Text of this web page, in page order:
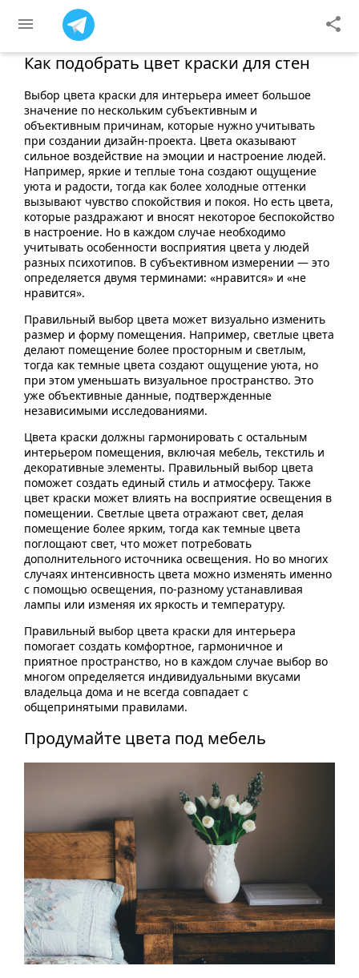
Как подобрать цвет краски для стен
Выбор цвета краски для интерьера имеет большое
значение по нескольким субъективным и
объективным причинам, которые нужно учитывать
при создании дизайн-проекта. Цвета оказывают
сильное воздействие на эмоции и настроение людей.
Например, яркие и теплые тона создают ощущение
уюта и радости, тогда как более холодные оттенки
вызывают чувство спокойствия и покоя. Но есть цвета,
которые раздражают и вносят некоторое беспокойство
в настроение. Но в каждом случае необходимо
учитывать особенности восприятия цвета у людей
разных психотипов. В субъективном измерении — это
определяется двумя терминами: «нравится» и «не
нравится».
Правильный выбор цвета может визуально изменить
размер и форму помещения. Например, светлые цвета
делают помещение более просторным и светлым,
тогда как темные цвета создают ощущение уюта, но
при этом уменьшать визуальное пространство. Это
уже объективные данные, подтвержденные
независимыми исследованиями.
Цвета краски должны гармонировать с остальным
интерьером помещения, включая мебель, текстиль и
декоративные элементы. Правильный выбор цвета
поможет создать единый стиль и атмосферу. Также
цвет краски может влиять на восприятие освещения в
помещении. Светлые цвета отражают свет, делая
помещение более ярким, тогда как темные цвета
поглощают свет, что может потребовать
дополнительного источника освещения. Но во многих
случаях интенсивность цвета можно изменять именно
с помощью освещения, по-разному устанавливая
лампы или изменяя их яркость и температуру.
Правильный выбор цвета краски для интерьера
помогает создать комфортное, гармоничное и
приятное пространство, но в каждом случае выбор во
многом определяется индивидуальными вкусами
владельца дома и не всегда совпадает с
общепринятыми правилами.
Продумайте цвета под мебель
menu share